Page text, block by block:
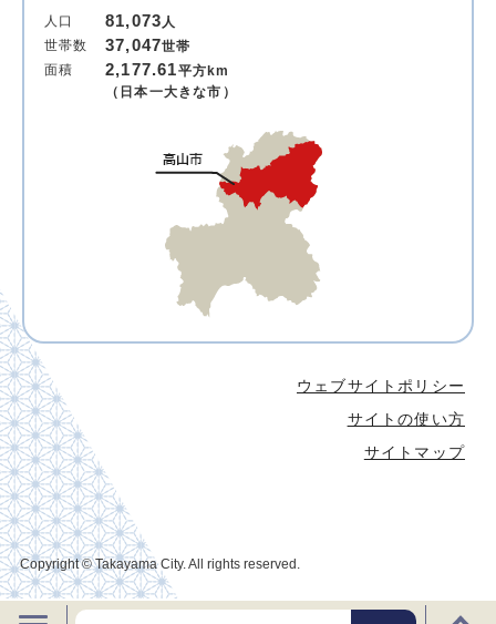
人口 81,073人
世帯数
37,047世帯
面積
2,177.61平方km
（日本一大きな市）
ウェブサイトポリシー
サイトの使い方
サイトマップ
Copyright © Takayama City. All rights reserved.